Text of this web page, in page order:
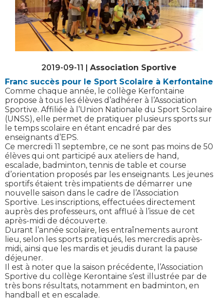
2019-09-11 | Association Sportive
Franc succès pour le Sport Scolaire à Kerfontaine
Comme chaque année, le collège Kerfontaine
propose à tous les élèves d’adhérer à l’Association
Sportive. Affiliée à l’Union Nationale du Sport Scolaire
(UNSS), elle permet de pratiquer plusieurs sports sur
le temps scolaire en étant encadré par des
enseignants d’EPS.
Ce mercredi 11 septembre, ce ne sont pas moins de 50
élèves qui ont participé aux ateliers de hand,
escalade, badminton, tennis de table et course
d’orientation proposés par les enseignants. Les jeunes
sportifs étaient très impatients de démarrer une
nouvelle saison dans le cadre de l’Association
Sportive. Les inscriptions, effectuées directement
auprès des professeurs, ont afflué à l’issue de cet
après-midi de découverte.
Durant l’année scolaire, les entraînements auront
lieu, selon les sports pratiqués, les mercredis après-
midi, ainsi que les mardis et jeudis durant la pause
déjeuner.
Il est à noter que la saison précédente, l’Association
Sportive du collège Kerontaine s’est illustrée par de
très bons résultats, notamment en badminton, en
handball et en escalade.